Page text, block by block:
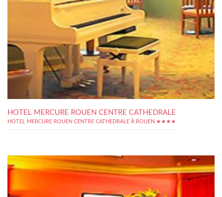
HOTEL MERCURE ROUEN CENTRE CATHEDRALE
HOTEL MERCURE ROUEN CENTRE CATHEDRALE À ROUEN ★★★★